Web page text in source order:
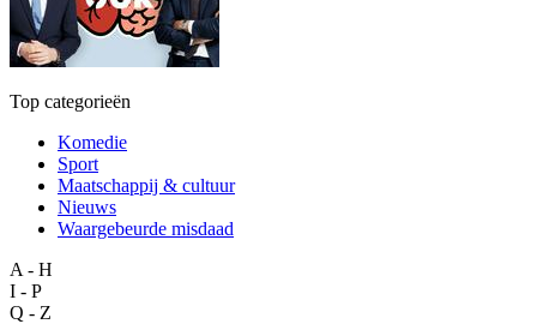
Top categorieën
Komedie
Sport
Maatschappij & cultuur
Nieuws
Waargebeurde misdaad
A - H
I - P
Q - Z